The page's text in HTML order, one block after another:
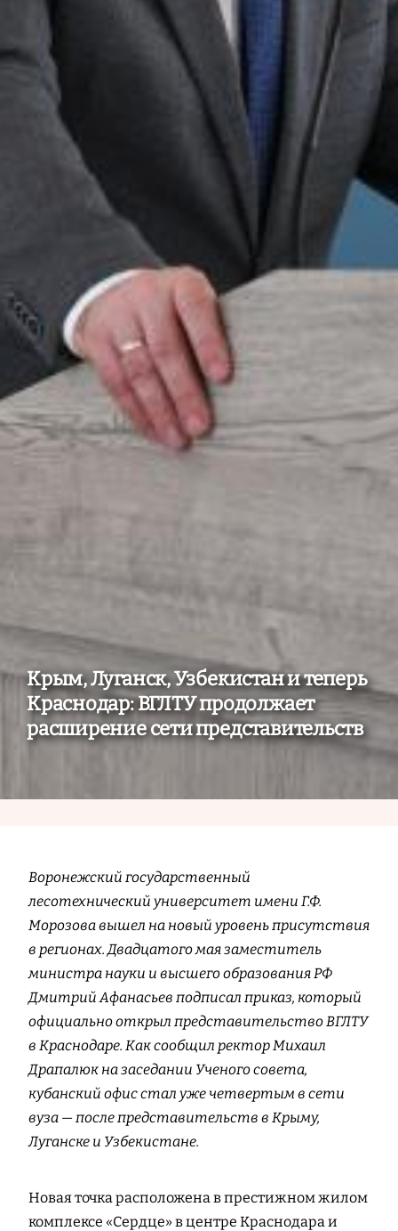
Крым, Луганск, Узбекистан и теперь
Краснодар: ВГЛТУ продолжает
расширение сети представительств
Воронежский государственный
лесотехнический университет имени Г.Ф.
Морозова вышел на новый уровень присутствия
в регионах. Двадцатого мая заместитель
министра науки и высшего образования РФ
Дмитрий Афанасьев подписал приказ, который
официально открыл представительство ВГЛТУ
в Краснодаре. Как сообщил ректор Михаил
Драпалюк на заседании Ученого совета,
кубанский офис стал уже четвертым в сети
вуза — после представительств в Крыму,
Луганске и Узбекистане.
Новая точка расположена в престижном жилом
комплексе «Сердце» в центре Краснодара и